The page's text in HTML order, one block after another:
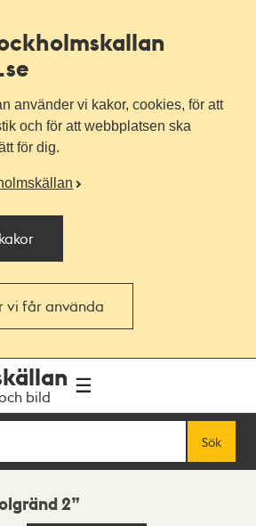
använder vi kakor, cookies, för att
och för att webbplatsen ska
för dig.
vi får använda
bild
Sök
2